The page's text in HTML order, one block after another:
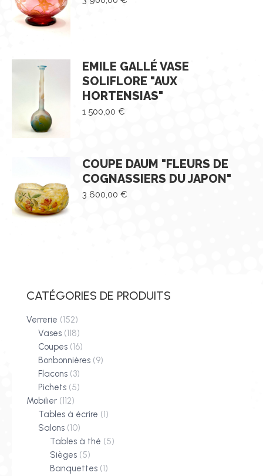
EMILE GALLÉ VASE
SOLIFLORE "AUX
HORTENSIAS"
1 500,00 €
COUPE DAUM "FLEURS DE
COGNASSIERS DU JAPON"
3 600,00 €
CATÉGORIES DE PRODUITS
Verrerie (152)
Vases (118)
Coupes (16)
Bonbonnières (9)
Flacons (3)
Pichets (5)
Mobilier (112)
Tables à écrire (1)
Salons (10)
Tables à thé (5)
Sièges (5)
Banquettes (1)